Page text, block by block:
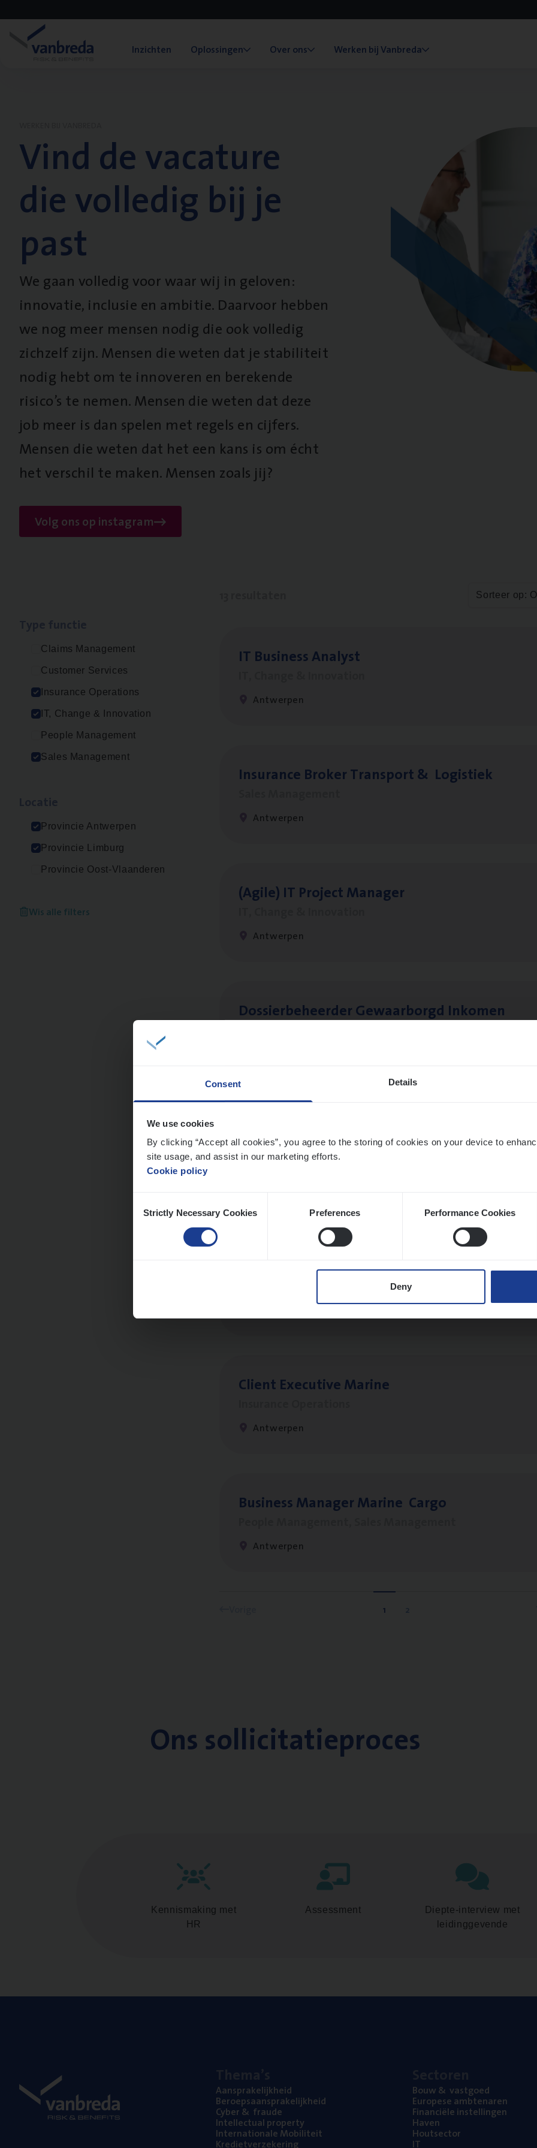
Consent Details
We use cookies
By clicking “Accept all cookies”, you agree to the storing of cookies on your device to
site usage, and assist in our marketing efforts.
Cookie policy
Selection
Strictly Necessary Cookies Preferences Performance Cookies
Deny
Inzichten Oplossingen Over ons Werken bij Vanbreda
Vind de vacature
die volledig bij je
past
We gaan volledig voor waar wij in geloven:
innovatie, inclusie en ambitie. Daarvoor hebben
we nog meer mensen nodig die ook volledig
zichzelf zijn. Mensen die weten dat je stabiliteit
nodig hebt om te innoveren en berekende
risico’s te nemen. Mensen die weten dat deze
job meer is dan spelen met regels en cijfers.
Mensen die weten dat het een kans is om écht
het verschil te maken. Mensen zoals jij?
Volg ons op instagram
Claims Management
Customer Services
Insurance Operations
IT, Change & Innovation
People Management
Sales Management
Provincie Antwerpen
Provincie Limburg
Provincie Oost-Vlaanderen
Wis alle filters
Sorteer op:
IT Busi­ness Analyst
Antwerpen
Insu­ran­ce Bro­ker Trans­port& Logistiek
Antwerpen
(Agi­le) IT Pro­ject Manager
Antwerpen
Dos­sier­be­heer­der Gewaar­borgd Inkomen
mans — Mechelen
Insurance Operations
Dos­sier­be­heer­der Pro­per­ty verzekeringen
Antwerpen en Hasselt
Client Exe­cu­ti­ve Marine
Antwerpen
Busi­ness Mana­ger Mari­ne Cargo
Antwerpen
1 2
Ons sollicitatieproces
Kennismaking met
HR
Assessment
Diepte-interview met
leidinggevende
Aan­spra­ke­lijk­heid
Beroeps­aan­spra­ke­lijk­heid
Cyber& fraude
Intel­lec­tu­al property
Inter­na­ti­o­na­le Mobiliteit
Kre­diet­ver­ze­ke­ring
Bouw& vastgoed
Euro­pe­se ambtenaren
Finan­ci­ë­le instellingen
Haven
Hout­sec­tor
IT